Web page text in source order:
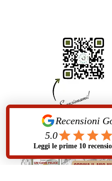
Ethical Petfoods - Il miglior cibo
sano e naturale per i tuoi